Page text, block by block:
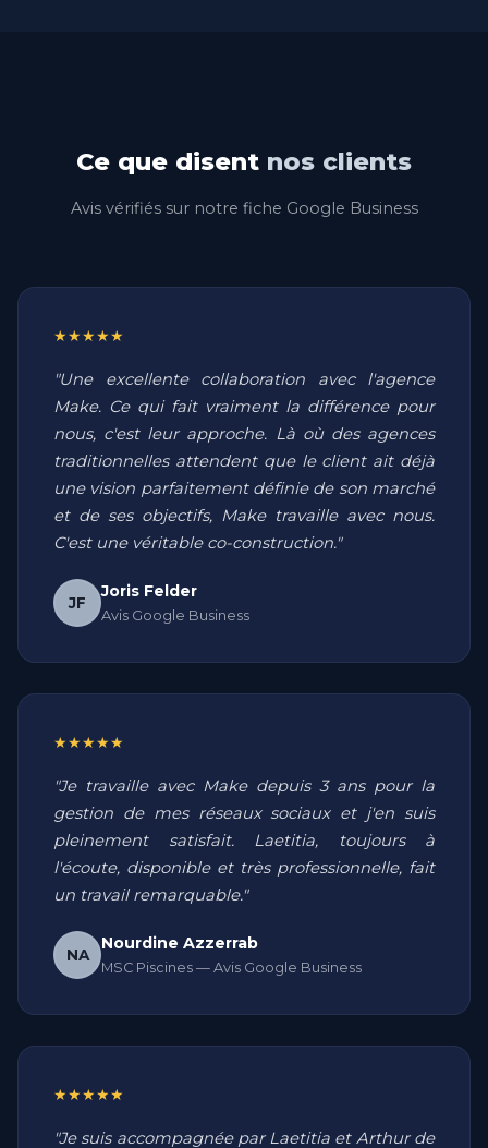
Ce que disent nos clients
Avis vérifiés sur notre fiche Google Business
★★★★★
"Une excellente collaboration avec l'agence
Make. Ce qui fait vraiment la différence pour
nous, c'est leur approche. Là où des agences
traditionnelles attendent que le client ait déjà
une vision parfaitement définie de son marché
et de ses objectifs, Make travaille avec nous.
C'est une véritable co-construction."
JF
Joris Felder
Avis Google Business
★★★★★
"Je travaille avec Make depuis 3 ans pour la
gestion de mes réseaux sociaux et j'en suis
pleinement satisfait. Laetitia, toujours à
l'écoute, disponible et très professionnelle, fait
un travail remarquable."
NA
Nourdine Azzerrab
MSC Piscines — Avis Google Business
★★★★★
"Je suis accompagnée par Laetitia et Arthur de